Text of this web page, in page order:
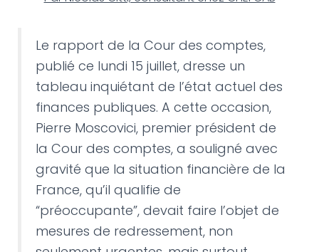
Le rapport de la Cour des comptes,
publié ce lundi 15 juillet, dresse un
tableau inquiétant de l’état actuel des
finances publiques. A cette occasion,
Pierre Moscovici, premier président de
la Cour des comptes, a souligné avec
gravité que la situation financière de la
France, qu’il qualifie de
“préoccupante”, devait faire l’objet de
mesures de redressement, non